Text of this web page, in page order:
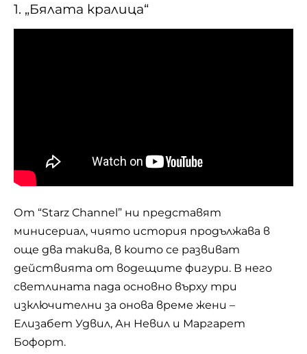
1. „Бялата кралица“
От “Starz Channel” ни представят
минисериал, чиято история продължава в
още два такива, в които се развиват
действията от водещите фигури. В него
светлината пада основно върху три
изключителни за онова време жени –
Елизабет Удвил, Ан Невил и Маргарет
Бофорт.